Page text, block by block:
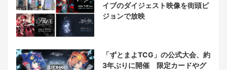
イブのダイジェスト映像を街頭ビ
ジョンで放映
「ずとまよTCG」の公式大会、約
3年ぶりに開催 限定カードやグ